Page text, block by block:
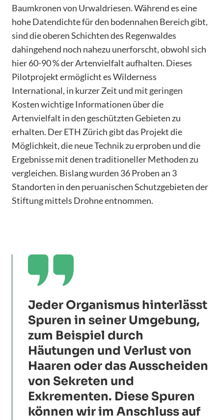
Baumkronen von Urwaldriesen. Während es eine
hohe Datendichte für den bodennahen Bereich gibt,
sind die oberen Schichten des Regenwaldes
dahingehend noch nahezu unerforscht, obwohl sich
hier 60-90 % der Artenvielfalt aufhalten. Dieses
Pilotprojekt ermöglicht es Wilderness
International, in kurzer Zeit und mit geringen
Kosten wichtige Informationen über die
Artenvielfalt in den geschützten Gebieten zu
erhalten. Der ETH Zürich gibt das Projekt die
Möglichkeit, die neue Technik zu erproben und die
Ergebnisse mit denen traditioneller Methoden zu
vergleichen. Bislang wurden 36 Proben an 3
Standorten in den peruanischen Schutzgebieten der
Stiftung mittels Drohne entnommen.

Jeder Organismus hinterlässt
Spuren in seiner Umgebung,
zum Beispiel durch
Häutungen und Verlust von
Haaren oder das Ausscheiden
von Sekreten und
Exkrementen. Diese Spuren
können wir im Anschluss auf